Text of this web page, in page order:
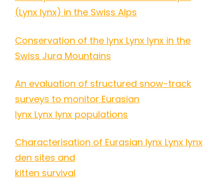
(Lynx lynx) in the Swiss Alps
Conservation of the lynx Lynx lynx in the
Swiss Jura Mountains
An evaluation of structured snow-track
surveys to monitor Eurasian
lynx Lynx lynx populations
Characterisation of Eurasian lynx Lynx lynx
den sites and
kitten survival